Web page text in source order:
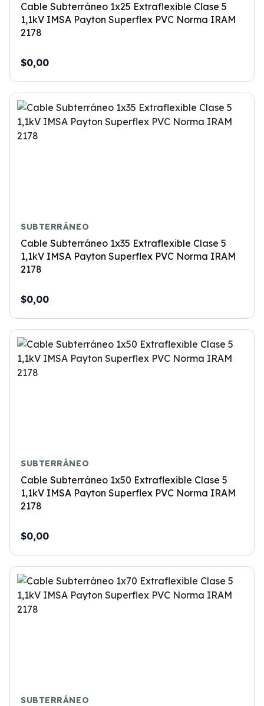
Cable Subterráneo 1x25 Extraflexible Clase 5
1,1kV IMSA Payton Superflex PVC Norma IRAM
2178
$0,00
SUBTERRÁNEO
Cable Subterráneo 1x35 Extraflexible Clase 5
1,1kV IMSA Payton Superflex PVC Norma IRAM
2178
$0,00
SUBTERRÁNEO
Cable Subterráneo 1x50 Extraflexible Clase 5
1,1kV IMSA Payton Superflex PVC Norma IRAM
2178
$0,00
SUBTERRÁNEO